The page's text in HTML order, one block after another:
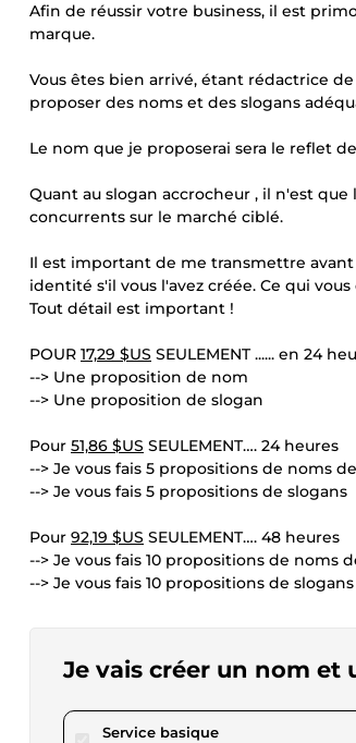
Afin de réussir votre business, il est
marque.
Vous êtes bien arrivé, étant rédactrice
proposer des noms et des slogans
Le nom que je proposerai sera le reflet
Quant au slogan accrocheur , il n'est
concurrents sur le marché ciblé.
Il est important de me transmettre
identité s'il vous l'avez créée. Ce qui
Tout détail est important !
POUR 17,29 $US SEULEMENT ...... en 24
--> Une proposition de nom
--> Une proposition de slogan
Pour 51,86 $US SEULEMENT…. 24 heures
--> Je vous fais 5 propositions de noms
--> Je vous fais 5 propositions de slogans
Pour 92,19 $US SEULEMENT…. 48 heures
--> Je vous fais 10 propositions de noms
--> Je vous fais 10 propositions de slogans
Je vais créer un nom et
Service basiquepour 17,28 $US